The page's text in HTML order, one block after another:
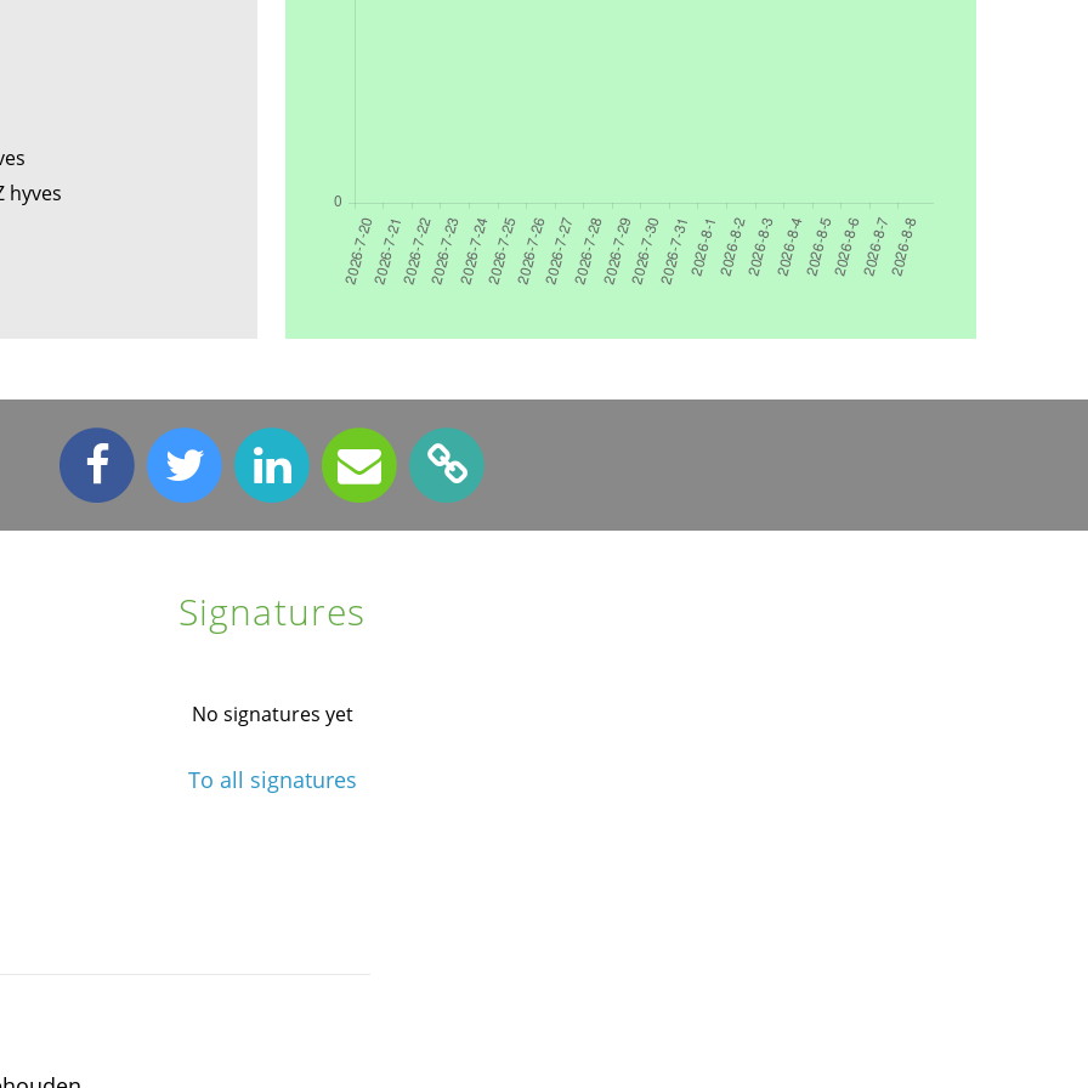
hyves
Signatures
No signatures yet
To all signatures